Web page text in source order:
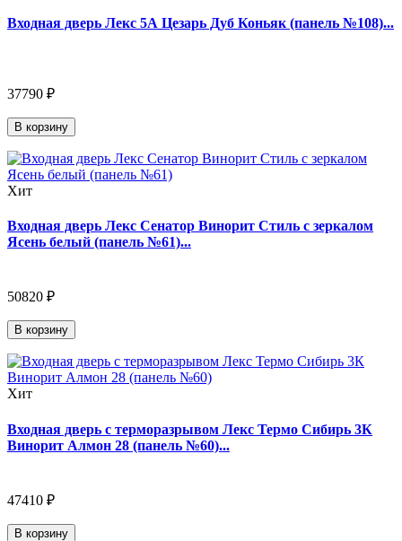
Входная дверь Лекс 5А Цезарь Дуб Коньяк (панель №108)...
37790 ₽
В корзину
Хит
Входная дверь Лекс Сенатор Винорит Стиль с зеркалом
Ясень белый (панель №61)...
50820 ₽
В корзину
Хит
Входная дверь с терморазрывом Лекс Термо Сибирь 3К
Винорит Алмон 28 (панель №60)...
47410 ₽
В корзину